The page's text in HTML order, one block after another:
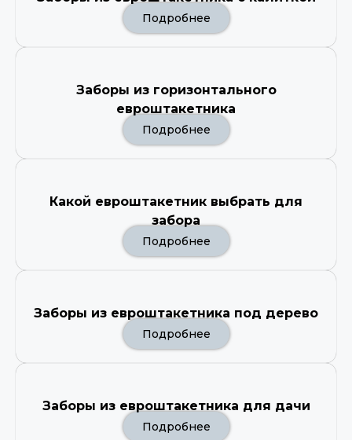
Подробнее
Заборы из горизонтального
евроштакетника
Подробнее
Какой евроштакетник выбрать для
забора
Подробнее
Заборы из евроштакетника под дерево
Подробнее
Заборы из евроштакетника для дачи
Подробнее